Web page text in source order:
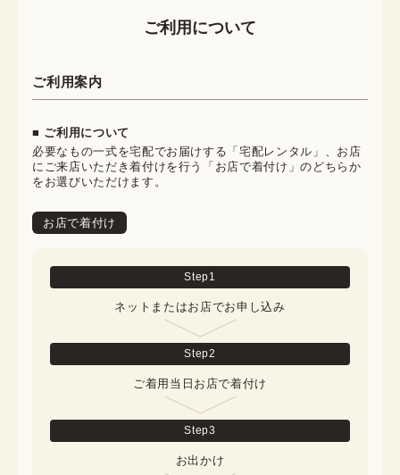
ご利用について
ご利用案内
■ ご利用について
必要なもの一式を宅配でお届けする「宅配レンタル」、お店
にご来店いただき着付けを行う「お店で着付け」のどちらか
をお選びいただけます。
お店で着付け
Step1
ネットまたはお店でお申し込み
Step2
ご着用当日お店で着付け
Step3
お出かけ